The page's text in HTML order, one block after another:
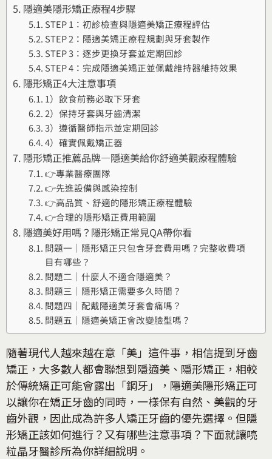
隱適美隱形矯正療程4步驟
STEP 1：初診檢查與隱適美矯正療程評估
STEP 2：隱適美矯正療程規劃與牙套製作
STEP 3：逐步更換牙套並定期回診
STEP 4：完成隱適美矯正並佩戴維持器維持效果
隱形矯正4大注意事項
1）飲食前務必取下牙套
2）保持牙套與牙齒清潔
3）遵循醫師指示並定期回診
4）確實佩戴矯正器
隱形矯正推薦品牌—隱適美給你舒適美觀療程體驗
👉專業醫療團隊
👉先進設備與感染控制
👉高品質、舒適的隱形矯正療程體驗
👉合理的隱形矯正費用範圍
隱適美好用嗎？隱形矯正常見QA帶你看
問題一｜隱形矯正只包含牙套費用嗎？完整收費項
目有哪些？
問題二｜什麼人不適合隱適美？
問題三｜隱形矯正需要多久時間？
問題四｜配戴隱適美牙套會痛嗎？
問題五｜隱適美矯正會改變臉型嗎？
隨著現代人越來越在意「美」這件事，相信提到牙齒
矯正，大多數人都會聯想到隱適美、隱形矯正，相較
於傳統矯正可能會露出「鋼牙」，隱適美隱形矯正可
以讓你在矯正牙齒的同時，一樣保有自然、美觀的牙
齒外觀，因此成為許多人矯正牙齒的優先選擇。但隱
形矯正該如何進行？又有哪些注意事項？下面就讓喨
粒晶牙醫診所為你詳細說明。